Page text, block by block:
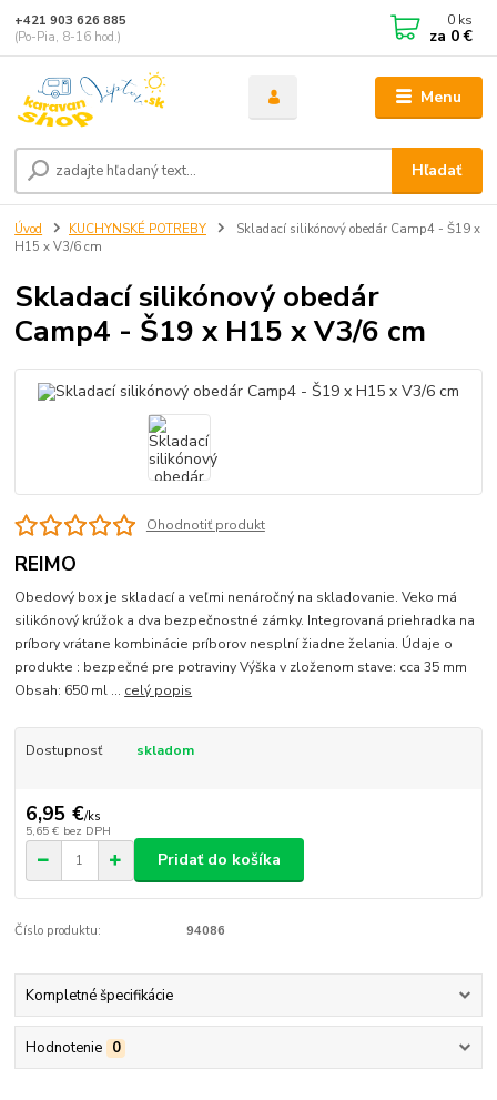
Menu
Hľadať
+421 903 626 885
(Po-Pia, 8-16 hod.)
0 ks
za 0 €
Úvod KUCHYNSKÉ POTREBY
Skladací silikónový obedár Camp4 - Š19 x
H15 x V3/6 cm
Skladací silikónový obedár
Camp4 - Š19 x H15 x V3/6 cm
Ohodnotiť produkt
REIMO
Obedový box je skladací a veľmi nenáročný na skladovanie. Veko má
silikónový krúžok a dva bezpečnostné zámky. Integrovaná priehradka na
príbory vrátane kombinácie príborov nesplní žiadne želania. Údaje o
produkte : bezpečné pre potraviny Výška v zloženom stave: cca 35 mm
Obsah: 650 ml ... celý popis
Dostupnosť skladom
6,95 €/ks
5,65 € bez DPH
Pridať do košíka
Číslo produktu: 94086
Kompletné špecifikácie
Hodnotenie 0